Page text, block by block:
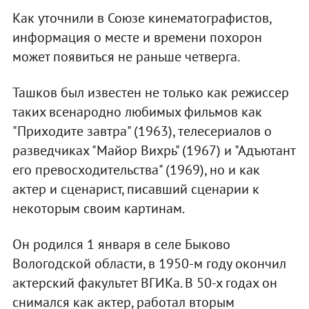
Как уточнили в Союзе кинематографистов,
информация о месте и времени похорон
может появиться не раньше четверга.
Ташков был известен не только как режиссер
таких всенародно любимых фильмов как
"Приходите завтра" (1963), телесериалов о
разведчиках "Майор Вихрь" (1967) и "Адъютант
его превосходительства" (1969), но и как
актер и сценарист, писавший сценарии к
некоторым своим картинам.
Он родился 1 января в селе Быково
Вологодской области, в 1950-м году окончил
актерский факультет ВГИКа. В 50-х годах он
снимался как актер, работал вторым